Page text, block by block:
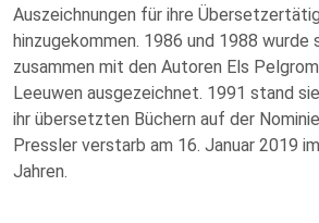
Auszeichnungen für ihre
hinzugekommen. 1986 und 1988 wurde
zusammen mit den Autoren Els
Leeuwen ausgezeichnet. 1991 stand
ihr übersetzten Büchern auf der
Pressler verstarb am 16. Januar 2019
Jahren.